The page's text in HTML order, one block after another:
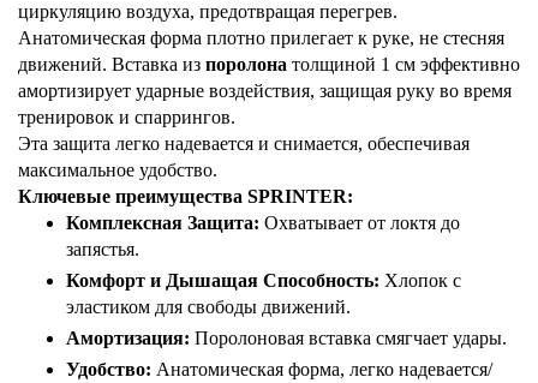
циркуляцию воздуха, предотвращая перегрев.
Анатомическая форма плотно прилегает к руке, не стесняя
движений. Вставка из поролона толщиной 1 см эффективно
амортизирует ударные воздействия, защищая руку во время
тренировок и спаррингов.
Эта защита легко надевается и снимается, обеспечивая
максимальное удобство.
Ключевые преимущества SPRINTER:
Комплексная Защита: Охватывает от локтя до
запястья.
Комфорт и Дышащая Способность: Хлопок с
эластиком для свободы движений.
Амортизация: Поролоновая вставка смягчает удары.
Удобство: Анатомическая форма, легко надевается/